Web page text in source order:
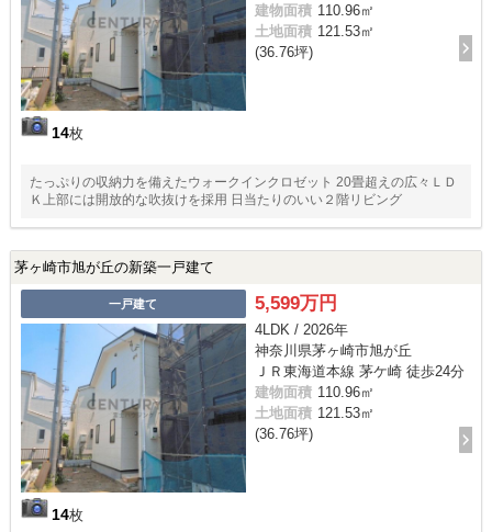
14枚
建物面積 110.96㎡
土地面積 121.53㎡
(36.76坪)
たっぷりの収納力を備えたウォークインクロゼット 20畳超えの広々ＬＤ
Ｋ上部には開放的な吹抜けを採用 日当たりのいい２階リビング
茅ヶ崎市旭が丘の新築一戸建て
一戸建て
14枚
5,599万円
4LDK / 2026年
神奈川県茅ヶ崎市旭が丘
ＪＲ東海道本線 茅ケ崎 徒歩24分
建物面積 110.96㎡
土地面積 121.53㎡
(36.76坪)